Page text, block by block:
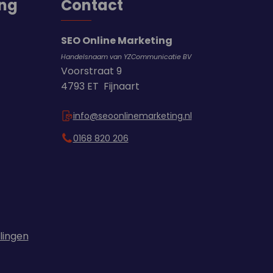
Contact
SEO Online Marketing
Handelsnaam van YZCommunicatie BV
Voorstraat 9
4793 ET Fijnaart
info@seoonlinemarketing.nl
0168 820 206